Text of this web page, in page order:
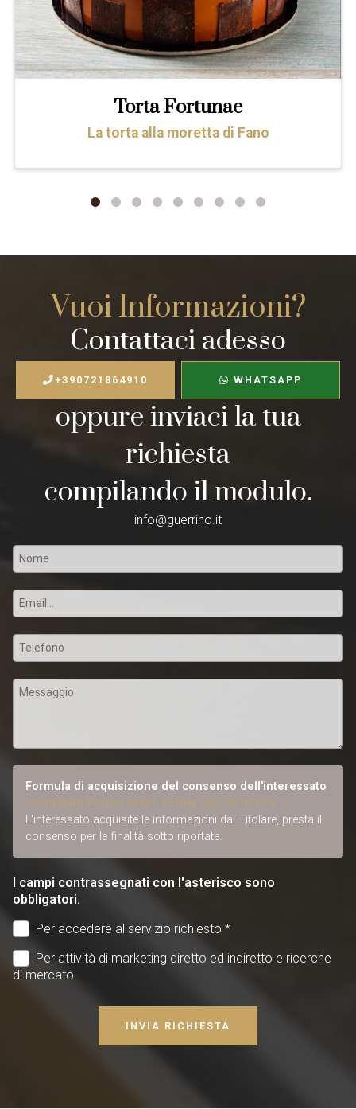
Torta Fortunae
La torta alla moretta di Fano
Vuoi Informazioni?
Contattaci adesso
+390721864910 WHATSAPP
oppure inviaci la tua
richiesta
compilando il modulo.
info@guerrino.it
Formula di acquisizione del consenso dell'interessato
Informativa Privacy ex art. 13 Reg. (UE) 2016/679
L'interessato acquisite le informazioni dal Titolare, presta il
consenso per le finalità sotto riportate.
I campi contrassegnati con l'asterisco sono
obbligatori.
Per accedere al servizio richiesto *
Per attività di marketing diretto ed indiretto e ricerche
di mercato
INVIA RICHIESTA